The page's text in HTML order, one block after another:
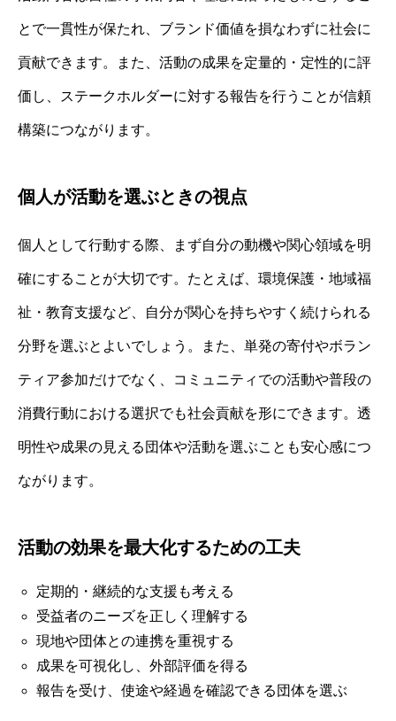
とで一貫性が保たれ、ブランド価値を損なわずに社会に
貢献できます。また、活動の成果を定量的・定性的に評
価し、ステークホルダーに対する報告を行うことが信頼
構築につながります。
個人が活動を選ぶときの視点
個人として行動する際、まず自分の動機や関心領域を明
確にすることが大切です。たとえば、環境保護・地域福
祉・教育支援など、自分が関心を持ちやすく続けられる
分野を選ぶとよいでしょう。また、単発の寄付やボラン
ティア参加だけでなく、コミュニティでの活動や普段の
消費行動における選択でも社会貢献を形にできます。透
明性や成果の見える団体や活動を選ぶことも安心感につ
ながります。
活動の効果を最大化するための工夫
定期的・継続的な支援も考える
受益者のニーズを正しく理解する
現地や団体との連携を重視する
成果を可視化し、外部評価を得る
報告を受け、使途や経過を確認できる団体を選ぶ